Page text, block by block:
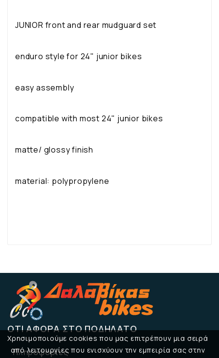
Χρησιμοποιούμε cookies που μας επιτρέπουν μια σειρά
από λειτουργίες που ενισχύουν την εμπειρία σας στην
JUNIOR front and rear mudguard set
enduro style for 24" junior bikes
easy assembly
compatible with most 24" junior bikes
matte/ glossy finish
material: polypropylene
ΌΤΙ ΑΦΟΡΆ ΣΤΟ ΠΟΔΉΛΑΤΟ
Πληροφορίες 